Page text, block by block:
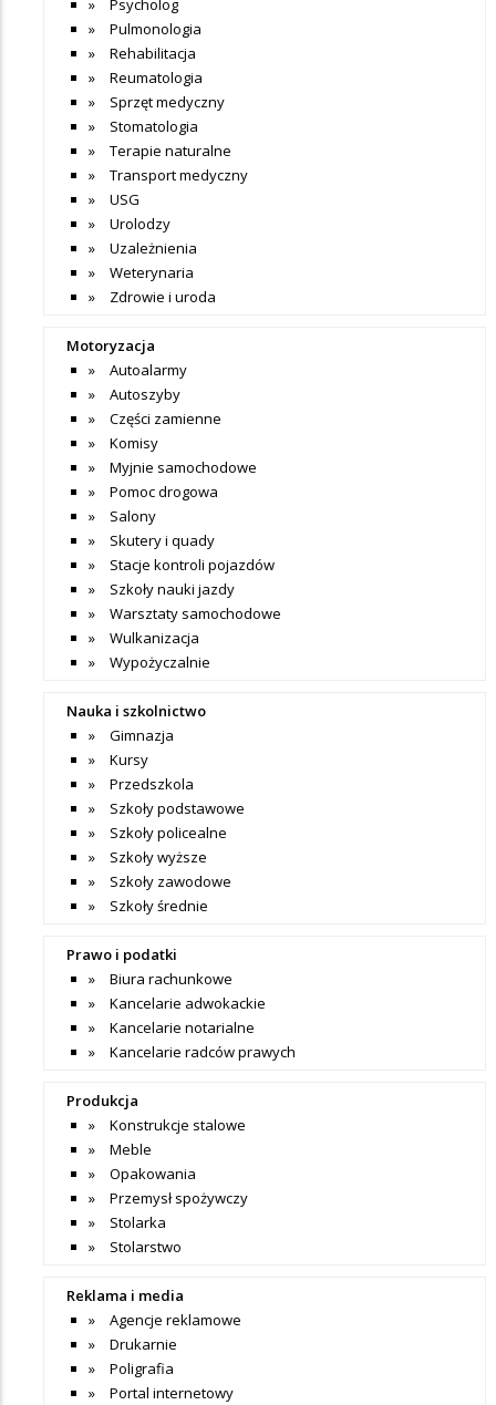
Psycholog
Pulmonologia
Rehabilitacja
Reumatologia
Sprzęt medyczny
Stomatologia
Terapie naturalne
Transport medyczny
USG
Urolodzy
Uzależnienia
Weterynaria
Zdrowie i uroda
Motoryzacja
Autoalarmy
Autoszyby
Części zamienne
Komisy
Myjnie samochodowe
Pomoc drogowa
Salony
Skutery i quady
Stacje kontroli pojazdów
Szkoły nauki jazdy
Warsztaty samochodowe
Wulkanizacja
Wypożyczalnie
Nauka i szkolnictwo
Gimnazja
Kursy
Przedszkola
Szkoły podstawowe
Szkoły policealne
Szkoły wyższe
Szkoły zawodowe
Szkoły średnie
Prawo i podatki
Biura rachunkowe
Kancelarie adwokackie
Kancelarie notarialne
Kancelarie radców prawych
Produkcja
Konstrukcje stalowe
Meble
Opakowania
Przemysł spożywczy
Stolarka
Stolarstwo
Reklama i media
Agencje reklamowe
Drukarnie
Poligrafia
Portal internetowy